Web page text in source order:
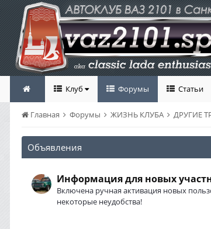
Клуб Форумы Статьи
Главная Форумы ЖИЗНЬ КЛУБА ДРУГИЕ
Объявления
Информация для новых
Включена ручная активация новых
некоторые неудобства!